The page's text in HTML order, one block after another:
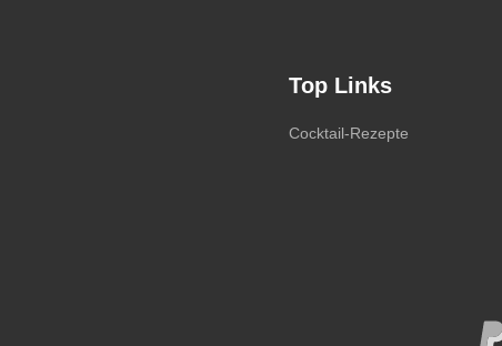
Top Links
Cocktail-Rezepte